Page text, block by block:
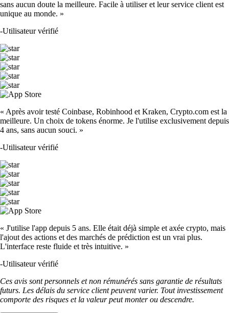
sans aucun doute la meilleure. Facile à utiliser et leur service client est
unique au monde. »
-Utilisateur vérifié
« Après avoir testé Coinbase, Robinhood et Kraken, Crypto.com est la
meilleure. Un choix de tokens énorme. Je l'utilise exclusivement depuis
4 ans, sans aucun souci. »
-Utilisateur vérifié
« J'utilise l'app depuis 5 ans. Elle était déjà simple et axée crypto, mais
l'ajout des actions et des marchés de prédiction est un vrai plus.
L'interface reste fluide et très intuitive. »
-Utilisateur vérifié
Ces avis sont personnels et non rémunérés sans garantie de résultats
futurs. Les délais du service client peuvent varier. Tout investissement
comporte des risques et la valeur peut monter ou descendre.